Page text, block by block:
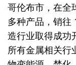
哥伦布市，在全
多种产品，销往
造行业取得成功
所有金属相关行